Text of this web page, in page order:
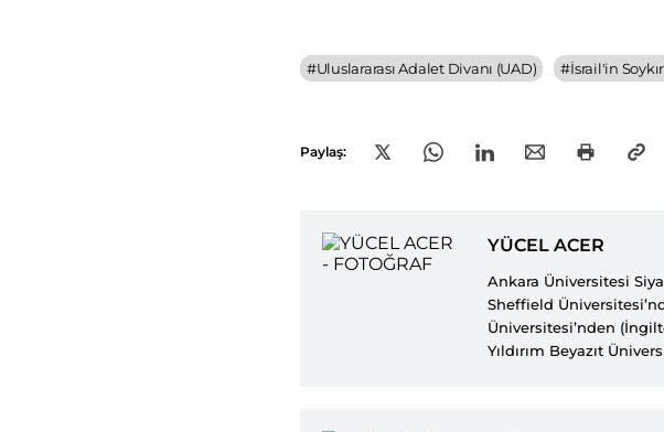
#Uluslararası Adalet Divanı (UAD) #İsrail'in
Paylaş:
YÜCEL ACER
Ankara Üniversitesi
Sheffield
Üniversitesi’nden
Yıldırım Beyazıt